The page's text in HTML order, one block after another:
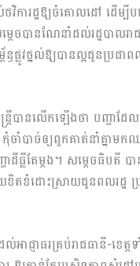
វិការដ្ឋឱ្យចំគោលដៅ ដើម្បីប
េចបានណែនាំដល់រដ្ឋបាល
ផ្លូវថ្នល់ឱ្យបានល្អជូនប្រជាព
តីបានលើកឡើងថា បញ្ហា
ចាំបាច់ឲ្យពួកគាត់នាំគ្នា
តែម្តង។​ សម្តេចធិបតី បាន
តខំដោះស្រាយជូនពលរដ្ឋ
ាជ្ញាធរគ្រប់រាជធានី-ខេត្